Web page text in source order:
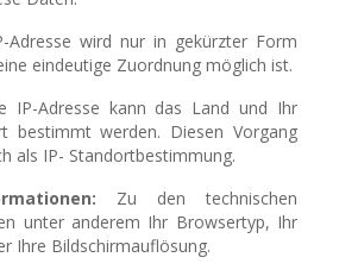
Adresse wird nur in gekürzter Form
eindeutige Zuordnung möglich ist.
IP-Adresse kann das Land und Ihr
bestimmt werden. Diesen Vorgang
als IP- Standortbestimmung.
Zu den technischen
unter anderem Ihr Browsertyp, Ihr
Ihre Bildschirmauflösung.